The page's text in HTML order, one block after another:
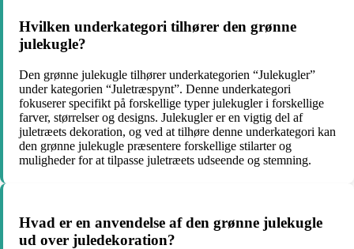
Hvilken underkategori tilhører den grønne
julekugle?
Den grønne julekugle tilhører underkategorien “Julekugler”
under kategorien “Juletræspynt”. Denne underkategori
fokuserer specifikt på forskellige typer julekugler i forskellige
farver, størrelser og designs. Julekugler er en vigtig del af
juletræets dekoration, og ved at tilhøre denne underkategori kan
den grønne julekugle præsentere forskellige stilarter og
muligheder for at tilpasse juletræets udseende og stemning.
Hvad er en anvendelse af den grønne julekugle
ud over juledekoration?